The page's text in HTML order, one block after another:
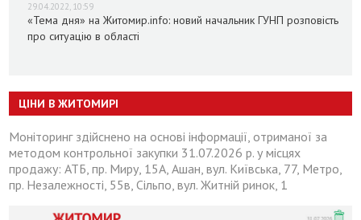
29.04.2022, 10:59
«Тема дня» на Житомир.info: новий начальник ГУНП розповість
про ситуацію в області
ЦІНИ В ЖИТОМИРІ
Моніторинг здійснено на основі інформації, отриманої за
методом контрольної закупки 31.07.2026 р. у місцях
продажу: АТБ, пр. Миру, 15А, Ашан, вул. Київська, 77, Метро,
пр. Незалежності, 55в, Сільпо, вул. Житній ринок, 1